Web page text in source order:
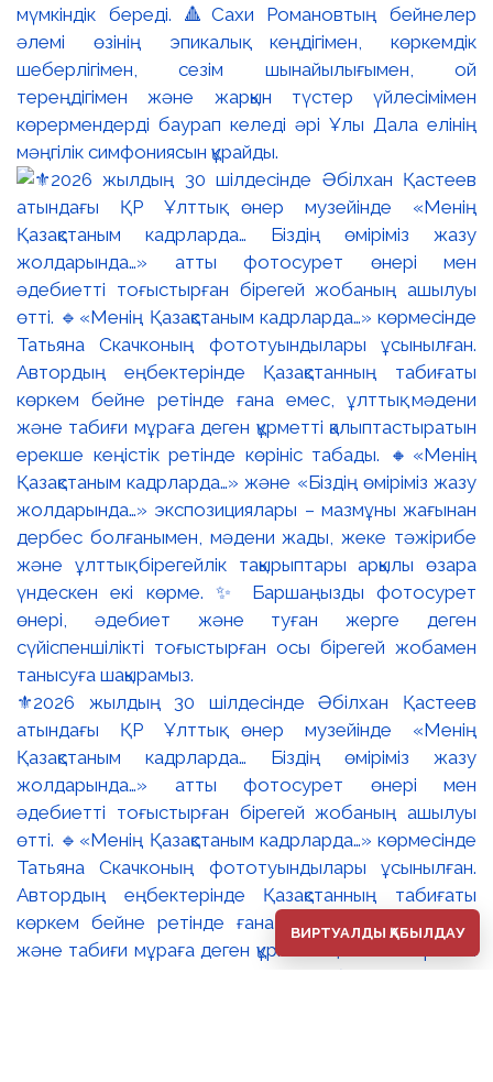
мүмкіндік береді. 🔺Сахи Романовтың бейнелер
әлемі өзінің эпикалық кеңдігімен, көркемдік
шеберлігімен, сезім шынайылығымен, ой
тереңдігімен және жарқын түстер үйлесімімен
көрермендерді баурап келеді әрі Ұлы Дала елінің
мәңгілік симфониясын құрайды.
⚜️2026 жылдың 30 шілдесінде Әбілхан Қастеев
атындағы ҚР Ұлттық өнер музейінде «Менің
Қазақстаным кадрларда… Біздің өміріміз жазу
жолдарында…» атты фотосурет өнері мен
әдебиетті тоғыстырған бірегей жобаның ашылуы
өтті. 🔹«Менің Қазақстаным кадрларда…» көрмесінде
Татьяна Скачконың фототуындылары ұсынылған.
Автордың еңбектерінде Қазақстанның табиғаты
көркем бейне ретінде ғана емес, ұлттық мәдени
және табиғи мұраға деген құрметті қалыптастыратын
ВИРТУАЛДЫ ҚАБЫЛДАУ